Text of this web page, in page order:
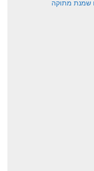
שמנת מתוקה